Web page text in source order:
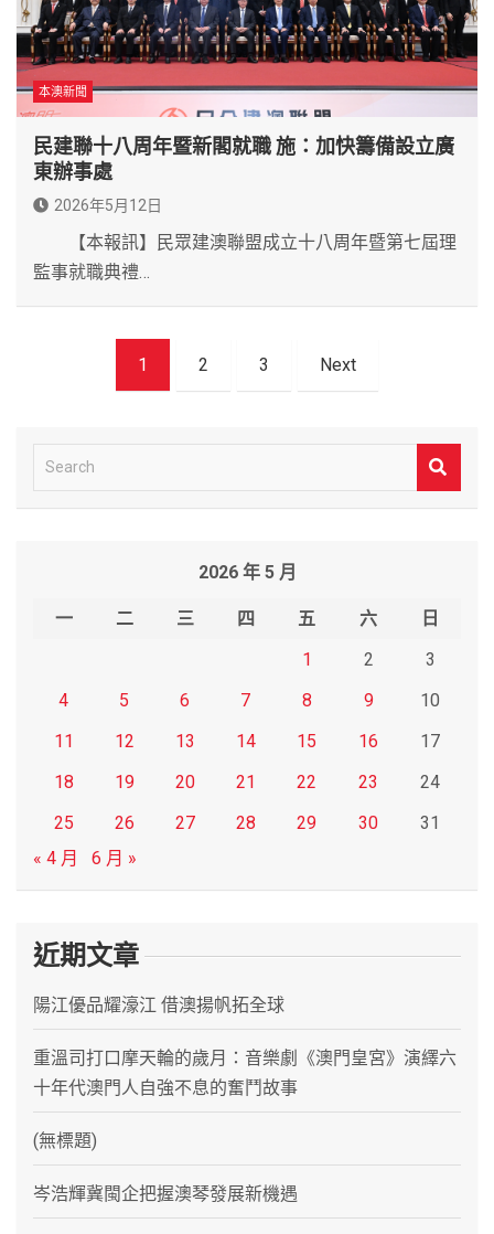
本澳新聞
民建聯十八周年暨新閣就職 施：加快籌備設立廣
東辦事處
2026年5月12日
【本報訊】民眾建澳聯盟成立十八周年暨第七屆理
監事就職典禮…
1 2 3 Next
e
2026 年 5 月
一 二 三 四 五 六
日
1
2
3
4
5 6 7 8 9
10
11
12 13 14 15 16
17
18
19 20 21 22 23
24
25
26 27 28 29 30
31
« 4 月
6 月 »
近期文章
陽江優品耀濠江 借澳揚帆拓全球
重溫司打口摩天輪的歲月：音樂劇《澳門皇宮》演繹六
十年代澳門人自強不息的奮鬥故事
(無標題)
岑浩輝冀閩企把握澳琴發展新機遇